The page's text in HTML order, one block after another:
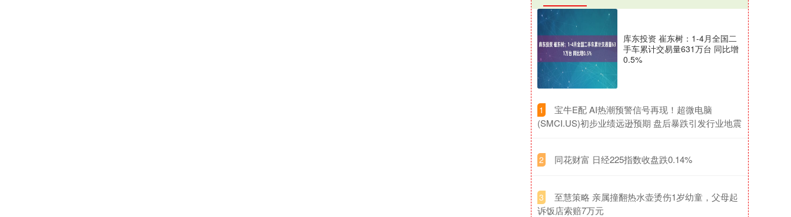
库东投资 崔东树：1-4月全国二
手车累计交易量631万台 同比增
0.5%
1
​宝牛E配 AI热潮预警信号再现！超微电脑
(SMCI.US)初步业绩远逊预期 盘后暴跌引发行业地震
2 ​同花财富 日经225指数收盘跌0.14%
3
​至慧策略 亲属撞翻热水壶烫伤1岁幼童，父母起
诉饭店索赔7万元